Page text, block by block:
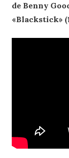
de Benny
«Blackstick»